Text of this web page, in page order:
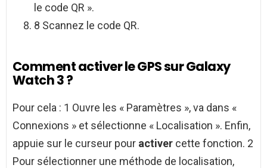
le code QR ».
8 Scannez le code QR.
Comment activer le GPS sur Galaxy
Watch 3 ?
Pour cela : 1 Ouvre les « Paramètres », va dans «
Connexions » et sélectionne « Localisation ». Enfin,
appuie sur le curseur pour activer cette fonction. 2
Pour sélectionner une méthode de localisation,